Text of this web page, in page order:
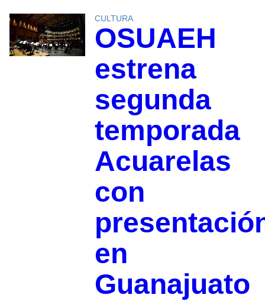
CULTURA
OSUAEH
estrena
segunda
temporada
Acuarelas
con
en
Guanajuato